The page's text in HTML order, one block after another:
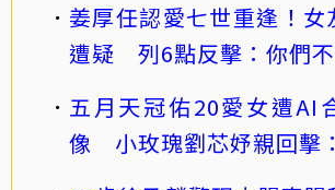
姜厚任認愛七世重逢！女
遭疑 列6點反擊：你們
五月天冠佑20愛女遭AI
像 小玫瑰劉芯妤親回擊